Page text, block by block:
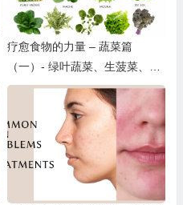
疗愈食物的力量 – 蔬菜篇
（一）- 绿叶蔬菜、生菠菜、生
菜、羽衣甘蓝、马齿苋、芥菜、
芽菜和微型蔬菜、西蓝花、花
菜、紫甘蓝